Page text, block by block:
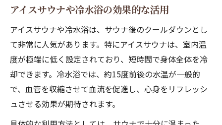
アイスサウナや冷水浴の効果的な活用
アイスサウナや冷水浴は、サウナ後のクールダウンとし
て非常に人気があります。特にアイスサウナは、室内温
度が極端に低く設定されており、短時間で身体全体を冷
却できます。冷水浴では、約15度前後の水温が一般的
で、血管を収縮させて血流を促進し、心身をリフレッシ
ュさせる効果が期待されます。